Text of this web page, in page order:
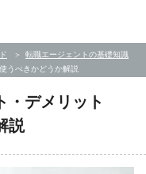
転職エージェントの基礎知識
うべきかどうか解説
・デメリット
説